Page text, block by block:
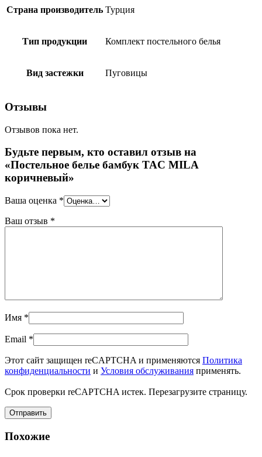
Страна производитель Турция
Тип продукции Комплект постельного белья
Вид застежки Пуговицы
Отзывы
Отзывов пока нет.
Будьте первым, кто оставил отзыв на
«Постельное белье бамбук TAC MILA
коричневый»
Ваша оценка *
Ваш отзыв *
Имя *
Email *
Этот сайт защищен reCAPTCHA и применяются Политика
конфиденциальности и Условия обслуживания применять.
Срок проверки reCAPTCHA истек. Перезагрузите страницу.
Похожие